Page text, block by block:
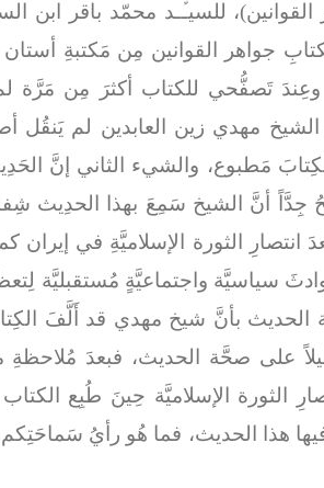
للسيـﱢـد محمّد باقر ابن
جواهر القوانين مِن مَكتبةِ
قمري، وباللُّغة الفارسيَّة، وعِندَ تَصفُّحي للكتاب أكثرَ
مهدي زين العابدين لم يَنقُل
مَطبوع، والشيء الثاني إنَّ
جِدَّاً أنَّ الشيخ سَمِعَ بهذا الحدِيث
الثورة الإسلاميَّةِ في إيران
سياسيَّة واجتماعيَّةٍ مُستقبليَّة
الحديث بأنَّ شيخ مهدي قد أَلَّفَ
على صحَّة الحديث، فبعدَ مُلاحظةِ
الثورة الإسلاميَّة حِينَ طُبِع
هذا الحديث، فما هُو رأيُ سَماحَتِكم